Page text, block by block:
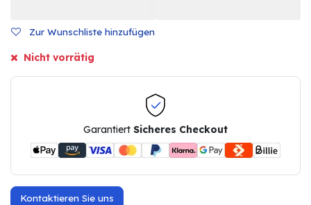
Zur Wunschliste hinzufügen
Nicht vorrätig
Garantiert Sicheres Checkout
Kontaktieren Sie uns